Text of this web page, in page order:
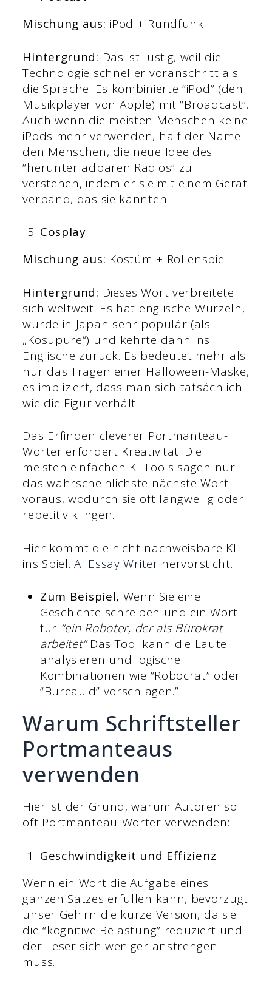
Mischung aus: iPod + Rundfunk
Hintergrund: Das ist lustig, weil die
Technologie schneller voranschritt als
die Sprache. Es kombinierte “iPod” (den
Musikplayer von Apple) mit “Broadcast”.
Auch wenn die meisten Menschen keine
iPods mehr verwenden, half der Name
den Menschen, die neue Idee des
“herunterladbaren Radios” zu
verstehen, indem er sie mit einem Gerät
verband, das sie kannten.
Cosplay
Mischung aus: Kostüm + Rollenspiel
Hintergrund: Dieses Wort verbreitete
sich weltweit. Es hat englische Wurzeln,
wurde in Japan sehr populär (als
„Kosupure“) und kehrte dann ins
Englische zurück. Es bedeutet mehr als
nur das Tragen einer Halloween-Maske,
es impliziert, dass man sich tatsächlich
wie die Figur verhält.
Das Erfinden cleverer Portmanteau-
Wörter erfordert Kreativität. Die
meisten einfachen KI-Tools sagen nur
das wahrscheinlichste nächste Wort
voraus, wodurch sie oft langweilig oder
repetitiv klingen.
Hier kommt die nicht nachweisbare KI
ins Spiel.AI Essay Writer hervorsticht.
Zum Beispiel, Wenn Sie eine
Geschichte schreiben und ein Wort
für “ein Roboter, der als Bürokrat
arbeitet”Das Tool kann die Laute
analysieren und logische
Kombinationen wie “Robocrat” oder
“Bureauid” vorschlagen.”
Warum Schriftsteller
Portmanteaus
verwenden
Hier ist der Grund, warum Autoren so
oft Portmanteau-Wörter verwenden:
Geschwindigkeit und Effizienz
Wenn ein Wort die Aufgabe eines
ganzen Satzes erfüllen kann, bevorzugt
unser Gehirn die kurze Version, da sie
die “kognitive Belastung” reduziert und
der Leser sich weniger anstrengen
muss.